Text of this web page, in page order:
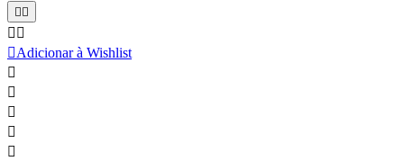
 
 
Adicionar à Wishlist




